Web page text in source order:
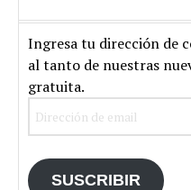
Ingresa tu dirección de
al tanto de nuestras
gratuita.
SUSCRIBIR